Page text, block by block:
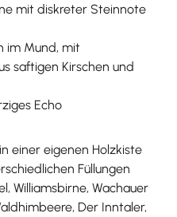
mit diskreter Steinnote
im Mund, mit
saftigen Kirschen und
Echo
einer eigenen Holzkiste
Füllungen
Williamsbirne, Wachauer
Der Inntaler,